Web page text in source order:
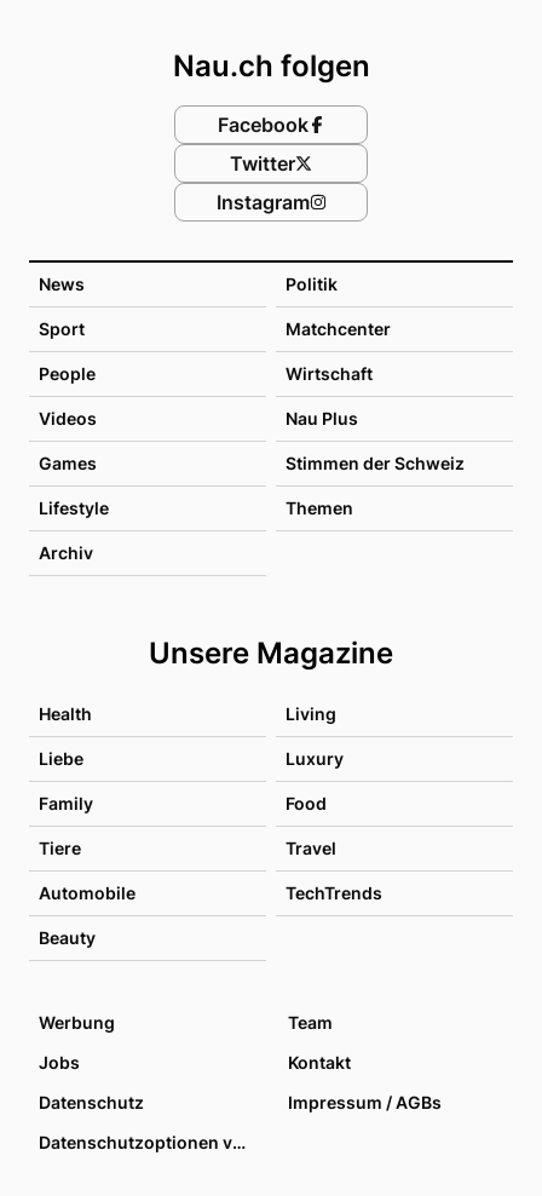
News Politik
Sport Matchcenter
People Wirtschaft
Videos Nau Plus
Games Stimmen der Schweiz
Lifestyle Themen
Archiv
Unsere Magazine
Health Living
Liebe Luxury
Family Food
Tiere Travel
Automobile TechTrends
Beauty
Nau.ch folgen
Facebook
Twitter
Instagram
Werbung
Team
Jobs
Kontakt
Datenschutz
Impressum / AGBs
Datenschutzoptionen verwalten